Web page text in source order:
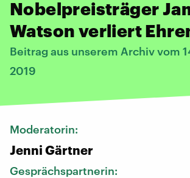
Nobelpreisträger
Watson verliert
Beitrag aus unserem Archiv vom
2019
Moderatorin:
Jenni Gärtner
Gesprächspartnerin: